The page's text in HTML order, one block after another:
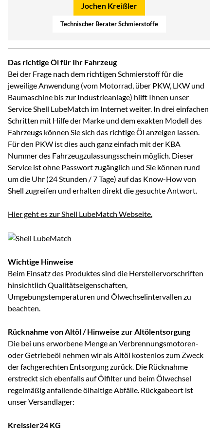
Jochen Kreißler
Technischer Berater Schmierstoffe
Das richtige Öl für Ihr Fahrzeug
Bei der Frage nach dem richtigen Schmierstoff für die
jeweilige Anwendung (vom Motorrad, über PKW, LKW und
Baumaschine bis zur Industrieanlage) hilft Ihnen unser
Service Shell LubeMatch im Internet weiter. In drei einfachen
Schritten mit Hilfe der Marke und dem exakten Modell des
Fahrzeugs können Sie sich das richtige Öl anzeigen lassen.
Für den PKW ist dies auch ganz einfach mit der KBA
Nummer des Fahrzeugzulassungsschein möglich. Dieser
Service ist ohne Passwort zugänglich und Sie können rund
um die Uhr (24 Stunden / 7 Tage) auf das Know-How von
Shell zugreifen und erhalten direkt die gesuchte Antwort.
Hier geht es zur Shell LubeMatch Webseite.
Wichtige Hinweise
Beim Einsatz des Produktes sind die Herstellervorschriften
hinsichtlich Qualitätseigenschaften,
Umgebungstemperaturen und Ölwechselintervallen zu
beachten.
Rücknahme von Altöl / Hinweise zur Altölentsorgung
Die bei uns erworbene Menge an Verbrennungsmotoren-
oder Getriebeöl nehmen wir als Altöl kostenlos zum Zweck
der fachgerechten Entsorgung zurück. Die Rücknahme
erstreckt sich ebenfalls auf Ölfilter und beim Ölwechsel
regelmäßig anfallende ölhaltige Abfälle. Rückgabeort ist
unser Versandlager:
Kreissler24 KG